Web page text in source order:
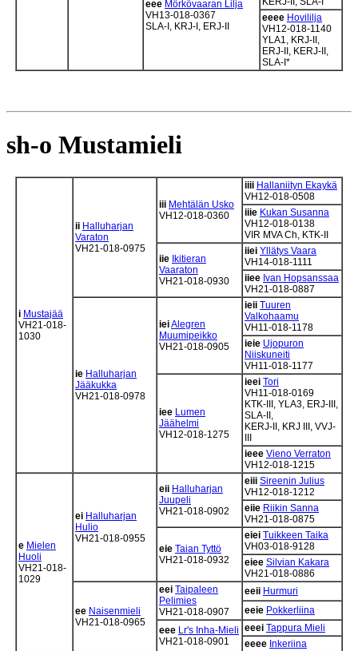
eee Mörkövaaran Lilja
VH13-018-0367
SLA-I, KRJ-I, ERJ-II
eeee Hovililja
VH12-018-1140
YLA1, KRJ-II,
ERJ-II, KERJ-II,
SLA-I*
sh-o Mustamieli
i Mustajää
VH21-018-
1030
ii Halluharjan
Varaton
VH21-018-0975
iii Mehtälän Usko
VH12-018-0360
iiii Hallaniityn Ekaykä
VH12-018-0508
iiie Kukan Susanna
VH12-018-0138
VIR MVA Ch, KTK-II
iie Ikitieran
Vaaraton
VH21-018-0930
iiei Yllätys Vaara
VH14-018-1111
iiee Ivan Hopsanssaa
VH21-018-0887
ie Halluharjan
Jääkukka
VH21-018-0978
ieiAlegren
Muumipeikko
VH21-018-0905
ieii Tuuren
Valkohaamu
VH11-018-1178
ieie Ujopuron
Niiskuneiti
VH11-018-1177
iee Lumen
Jäähelmi
VH12-018-1275
ieei Tori
VH11-018-0169
KTK-III, YLA3, ERJ-III,
SLA-II,
KERJ-II, KRJ III, VVJ-
ieee Vieno Verraton
VH12-018-1215
e Mielen
Huoli
VH21-018-
1029
ei Halluharjan
Hulio
VH21-018-0955
eii Halluharjan
Juupeli
VH21-018-0902
eiii Sireenin Julius
VH12-018-1212
eiie Riikin Sanna
VH21-018-0875
eie Taian Tyttö
VH21-018-0932
eiei Tuikkeen Taika
VH03-018-9128
eiee Silvian Kakara
VH21-018-0886
ee Naisenmieli
VH21-018-0965
eei Taipaleen
Pelimies
VH21-018-0907
eeii Hurmuri
eeie Pokkerliina
eee Lr's Inha-Mieli
VH21-018-0901
eeei Tappura Mieli
eeee Inkeriina